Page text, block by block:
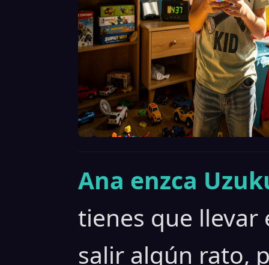
Ana enzca
tienes que llevar
salir algún rato,